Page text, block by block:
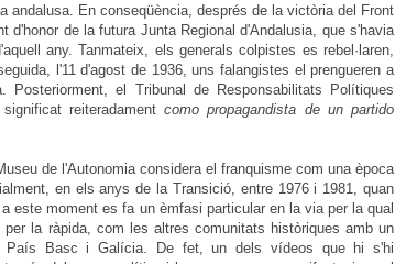
andalusa. En conseqüència, després de la victòria del Front
d'honor de la futura Junta Regional d'Andalusia, que s'havia
any. Tanmateix, els generals colpistes es rebel·laren,
l'11 d'agost de 1936, uns falangistes el prengueren a
el Tribunal de Responsabilitats Polítiques
reiteradament como propagandista de un partido
de l'Autonomia considera el franquisme com una època
en els anys de la Transició, entre 1976 i 1981, quan
este moment es fa un èmfasi particular en la via per la qual
la ràpida, com les altres comunitats històriques amb un
País Basc i Galícia. De fet, un dels vídeos que hi s'hi